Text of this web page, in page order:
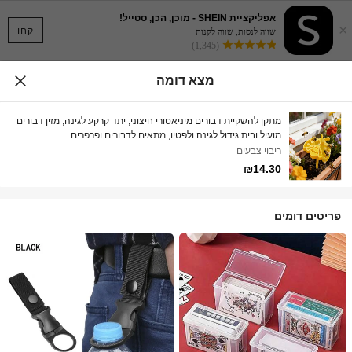
קחו ×
אפליקציית SHEIN - מוכן, הכן, סטייל!
שווה לנסות, שווה לקנות
(1,345)
מצא דומה
מתקן להשקיית דבורים מיניאטורי חיצוני, יתד קרקע לגינה, מזין דבורים
מועיל ובית גידול לגינה ולפטיו, מתאים לדבורים ופרפרים
ריבוי צבעים
₪14.30
פריטים דומים